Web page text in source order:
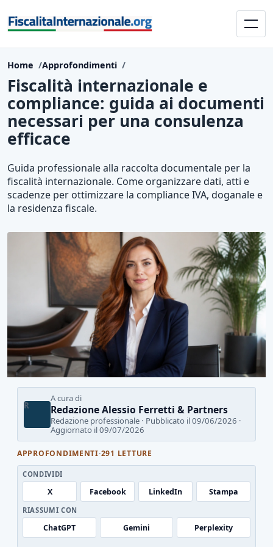
Home Approfondimenti
Fiscalità internazionale e
compliance: guida ai documenti
necessari per una consulenza
efficace
Guida professionale alla raccolta documentale per la
fiscalità internazionale. Come organizzare dati, atti e
scadenze per ottimizzare la compliance IVA, doganale e
la residenza fiscale.
R
A cura di
Redazione Alessio Ferretti & Partners
Redazione professionale · Pubblicato il 09/06/2026 ·
Aggiornato il 09/07/2026
APPROFONDIMENTI·291 LETTURE
CONDIVIDI
X Facebook LinkedIn Stampa
RIASSUMI CON
ChatGPT Gemini Perplexity